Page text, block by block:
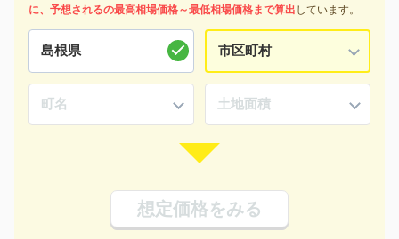
に、予想されるの最高相場価格～最低相場価格まで算出 しています。
想定価格をみる